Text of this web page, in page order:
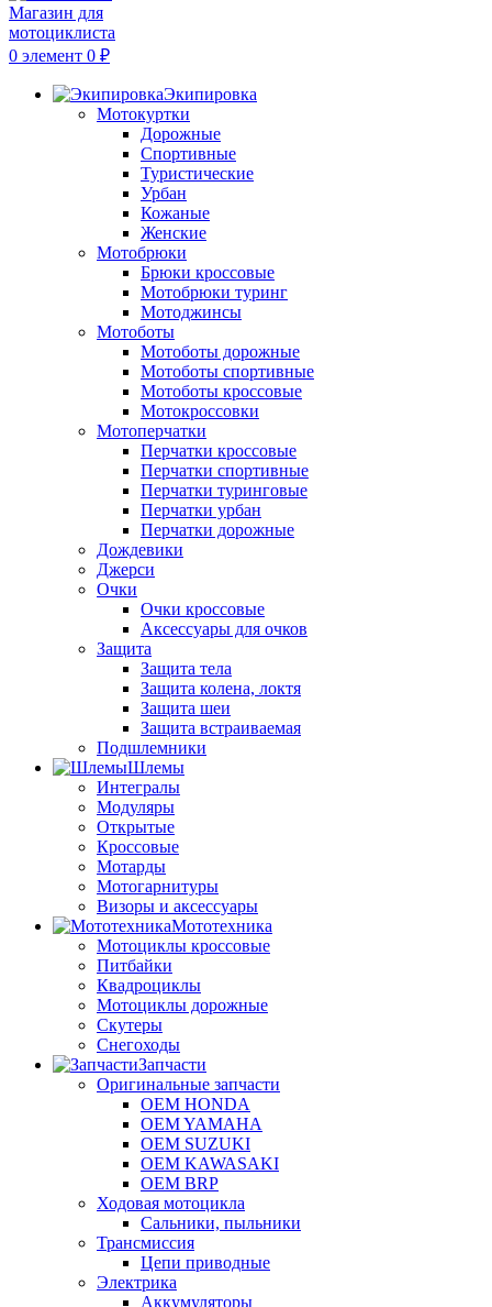
0 элемент 0 ₽
Экипировка
Мотокуртки
Дорожные
Спортивные
Туристические
Урбан
Кожаные
Женские
Мотобрюки
Брюки кроссовые
Мотобрюки туринг
Мотоджинсы
Мотоботы
Мотоботы дорожные
Мотоботы спортивные
Мотоботы кроссовые
Мотокроссовки
Мотоперчатки
Перчатки кроссовые
Перчатки спортивные
Перчатки туринговые
Перчатки урбан
Перчатки дорожные
Дождевики
Джерси
Очки
Очки кроссовые
Аксессуары для очков
Защита
Защита тела
Защита колена, локтя
Защита шеи
Защита встраиваемая
Подшлемники
Шлемы
Интегралы
Модуляры
Открытые
Кроссовые
Мотарды
Мотогарнитуры
Визоры и аксессуары
Мототехника
Мотоциклы кроссовые
Питбайки
Квадроциклы
Мотоциклы дорожные
Скутеры
Снегоходы
Запчасти
Оригинальные запчасти
OEM HONDA
OEM YAMAHA
OEM SUZUKI
OEM KAWASAKI
OEM BRP
Ходовая мотоцикла
Сальники, пыльники
Трансмиссия
Цепи приводные
Электрика
Аккумуляторы